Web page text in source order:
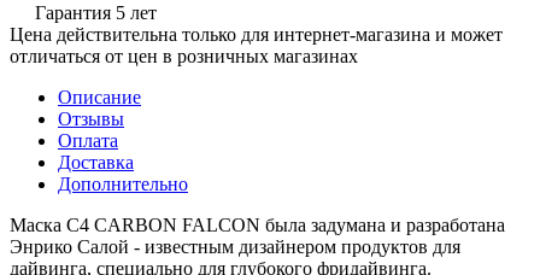
Гарантия 5 лет
Цена действительна только для интернет-магазина и может
отличаться от цен в розничных магазинах
Описание
Отзывы
Оплата
Доставка
Дополнительно
Маска C4 CARBON FALCON была задумана и разработана
Энрико Салой - известным дизайнером продуктов для
дайвинга, специально для глубокого фридайвинга.